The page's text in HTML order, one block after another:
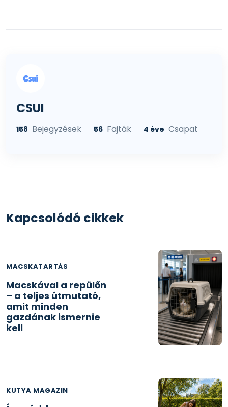
CSUI
158 Bejegyzések 56 Fajták 4 éve Csapat
Kapcsolódó cikkek
MACSKATARTÁS
Macskával a repülőn
– a teljes útmutató,
amit minden
gazdának ismernie
kell
KUTYA MAGAZIN